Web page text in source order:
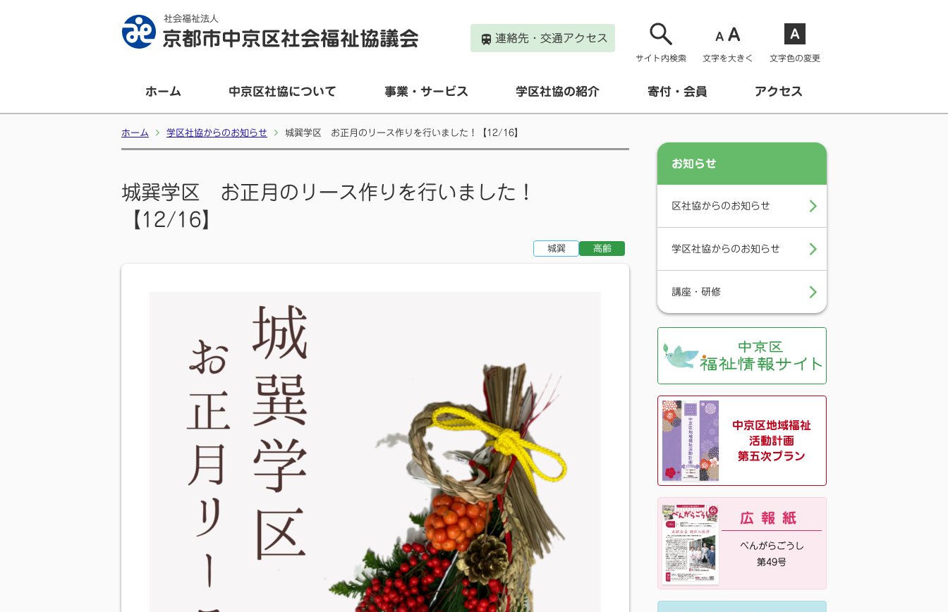
社会福祉法人
京都市中京区社会福祉協議会 連絡先・交通アクセス
サイト内検索 文字を大きく 文字色の変更
ホーム 中京区社協について 事業・サービス 学区社協の紹介 寄付・会員 アクセス
ホーム 学区社協からのお知らせ 城巽学区 お正月のリース作りを行いました！【12/16】
城巽学区 お正月のリース作りを行いました！
【12/16】
城巽 高齢
お知らせ
区社協からのお知らせ
学区社協からのお知らせ
講座・研修
中京区地域福祉
活動計画
第五次プラン
広報紙
べんがらごうし
第49号